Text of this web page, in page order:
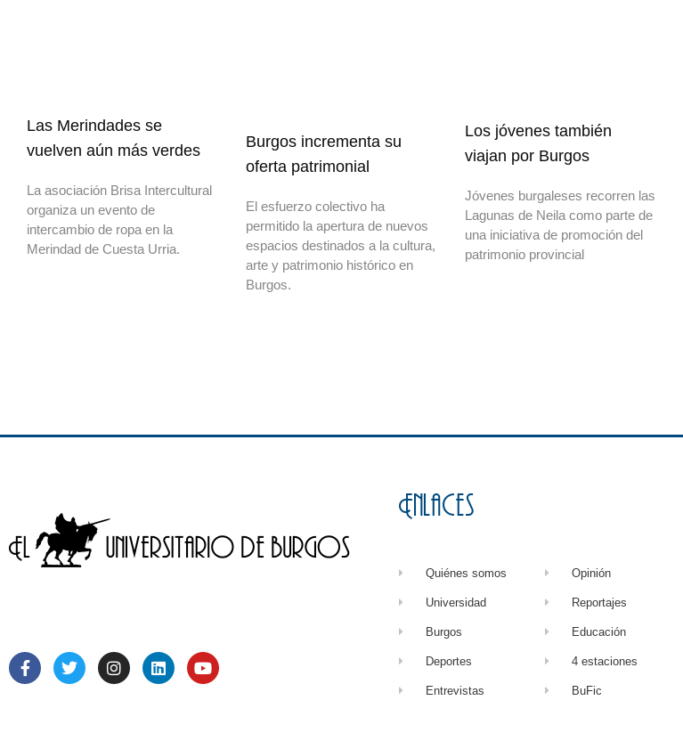
Las Merindades se
vuelven aún más verdes
La asociación Brisa Intercultural
organiza un evento de
intercambio de ropa en la
Merindad de Cuesta Urria.
Burgos incrementa su
oferta patrimonial
El esfuerzo colectivo ha
permitido la apertura de nuevos
espacios destinados a la cultura,
arte y patrimonio histórico en
Burgos.
Los jóvenes también
viajan por Burgos
Jóvenes burgaleses recorren las
Lagunas de Neila como parte de
una iniciativa de promoción del
patrimonio provincial
Enlaces
Quiénes somos
Universidad
Burgos
Deportes
Entrevistas
Opinión
Reportajes
Educación
4 estaciones
BuFic